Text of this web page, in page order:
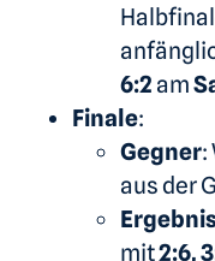
6:2 am
Finale:
Gegner:
aus der
mit2:6,